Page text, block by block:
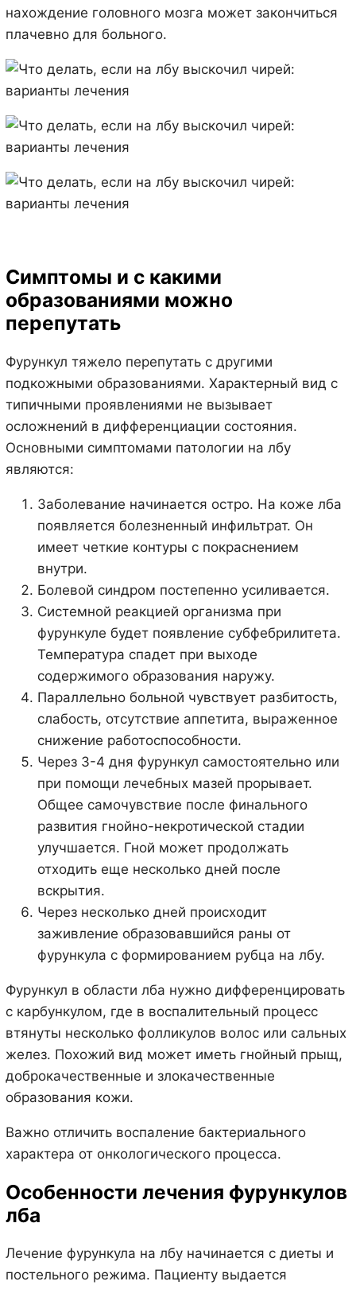
нахождение головного мозга может закончиться
плачевно для больного.
Симптомы и с какими
образованиями можно
перепутать
Фурункул тяжело перепутать с другими
подкожными образованиями. Характерный вид с
типичными проявлениями не вызывает
осложнений в дифференциации состояния.
Основными симптомами патологии на лбу
являются:
Заболевание начинается остро. На коже лба
появляется болезненный инфильтрат. Он
имеет четкие контуры с покраснением
внутри.
Болевой синдром постепенно усиливается.
Системной реакцией организма при
фурункуле будет появление субфебрилитета.
Температура спадет при выходе
содержимого образования наружу.
Параллельно больной чувствует разбитость,
слабость, отсутствие аппетита, выраженное
снижение работоспособности.
Через 3-4 дня фурункул самостоятельно или
при помощи лечебных мазей прорывает.
Общее самочувствие после финального
развития гнойно-некротической стадии
улучшается. Гной может продолжать
отходить еще несколько дней после
вскрытия.
Через несколько дней происходит
заживление образовавшийся раны от
фурункула с формированием рубца на лбу.
Фурункул в области лба нужно дифференцировать
с карбункулом, где в воспалительный процесс
втянуты несколько фолликулов волос или сальных
желез. Похожий вид может иметь гнойный прыщ,
доброкачественные и злокачественные
образования кожи.
Важно отличить воспаление бактериального
характера от онкологического процесса.
Особенности лечения фурункулов
лба
Лечение фурункула на лбу начинается с диеты и
постельного режима. Пациенту выдается